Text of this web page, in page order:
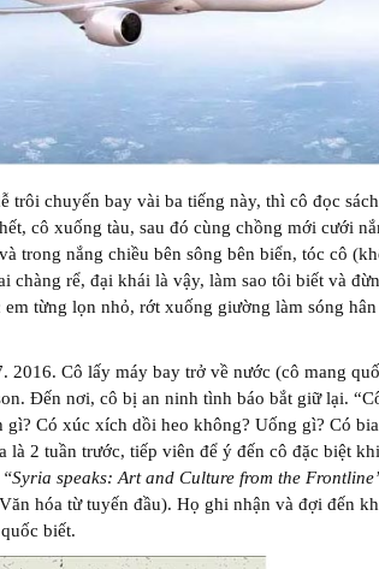
trôi chuyến bay vài ba tiếng này, thì cô đọc
cô xuống tàu, sau đó cùng chồng mới cưới
trong nắng chiều bên sông bên biển, tóc cô
chàng rể, đại khái là vậy, làm sao tôi biết và
từng lọn nhỏ, rớt xuống giường làm sóng hân
2016. Cô lấy máy bay trở về nước (cô mang
Đến nơi, cô bị an ninh tình báo bắt giữ lại.
Có xúc xích dồi heo không? Uống gì? Có
là 2 tuần trước, tiếp viên để ‎ý đến cô đặc biệt
“Syria speaks: Art and Culture from the
hóa từ tuyến đầu). Họ ghi nhận và đợi đến
biết.